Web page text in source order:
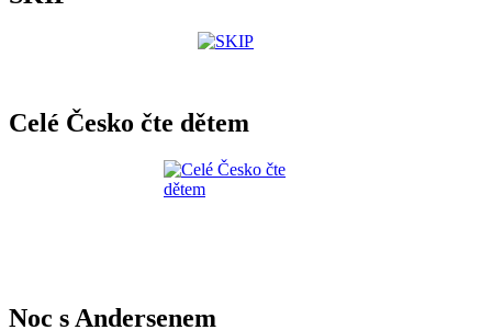
Celé Česko čte dětem
Noc s Andersenem